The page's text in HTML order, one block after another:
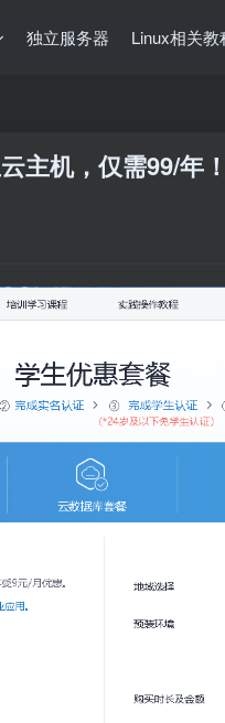
独立服务器 Linux相关教
主机，仅需99/年